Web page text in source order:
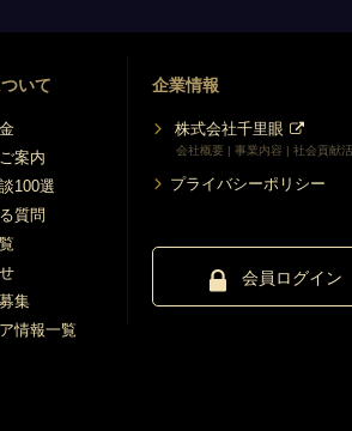
いて
案内
100選
質問
集
情報一覧
企業情報
株式会社千里眼
会社概要 | 事業内容 | 社会貢献
プライバシーポリシー
会員ログイン